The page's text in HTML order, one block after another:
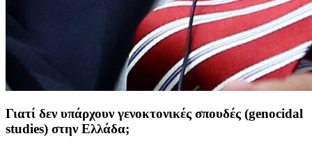
Γιατί δεν υπάρχουν γενοκτονικές σπουδές (genocidal
studies) στην Ελλάδα;